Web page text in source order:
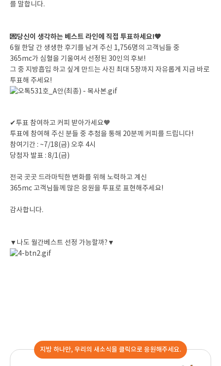
를 말합니다.
💌당신이 생각하는 베스트 라인에 직접 투표하세요!🧡
6월 한달 간 생생한 후기를 남겨 주신 1,756명의 고객님들 중
365mc가 심혈을 기울여서 선정된 30인의 후보!
그 중 지방흡입 하고 싶게 만드는 사진 최대 5장까지 자유롭게 지금 바로
투표해 주세요!
✔투표 참여하고 커피 받아가세요🧡
투표에 참여해 주신 분들 중 추첨을 통해 20분께 커피를 드립니다!
참여기간 : ~7/18(금) 오후 4시
당첨자 발표 : 8/1(금)
전국 곳곳 드라마틱한 변화를 위해 노력하고 계신
365mc 고객님들께 많은 응원을 투표로 표현해주세요!
감사합니다.
▼나도 월간베스트 선정 가능할까?▼
지방 하나만, 우리의 새소식을 클릭으로 응원해주세요.